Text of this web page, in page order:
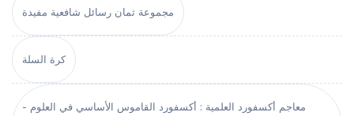
مجموعة ثمان رسائل شافعية مفيدة
كرة السلة
معاجم أكسفورد العلمية : أكسفورد القاموس الأساسي في العلوم -